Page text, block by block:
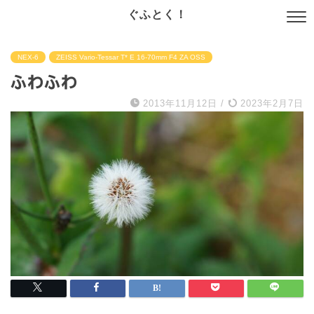
ぐふとく！
NEX-6 ZEISS Vario-Tessar T* E 16-70mm F4 ZA OSS
ふわふわ
2013年11月12日 / 2023年2月7日